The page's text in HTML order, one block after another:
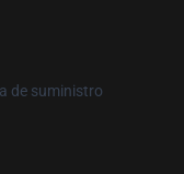
de suministro